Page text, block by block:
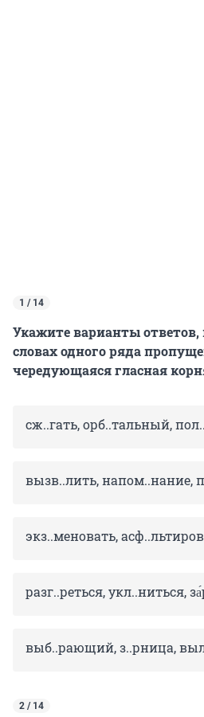
1 / 14
Укажите варианты ответов,
словах одного ряда
чередующаяся гласная
сж..гать, орб..тальный,
вызв..лить, напом..нание,
экз..меновать,
разг..реться, укл..ниться,
выб..рающий, з..рница,
2 / 14